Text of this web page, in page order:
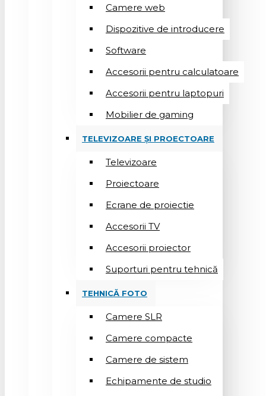
Camere web
Dispozitive de introducere
Software
Accesorii pentru calculatoare
Accesorii pentru laptopuri
Mobilier de gaming
TELEVIZOARE ȘI PROECTOARE
Televizoare
Proiectoare
Ecrane de proiectie
Accesorii TV
Accesorii proiector
Suporturi pentru tehnică
TEHNICĂ FOTO
Camere SLR
Camere compacte
Camere de sistem
Echipamente de studio